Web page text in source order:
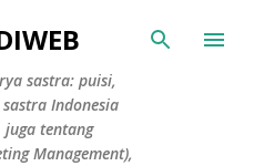
content
sastra: puisi,
Indonesia
juga tentang
Management),